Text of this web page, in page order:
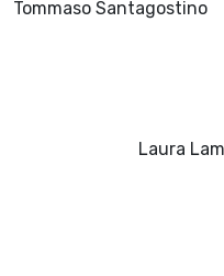
Tommaso Santagostino
Laura